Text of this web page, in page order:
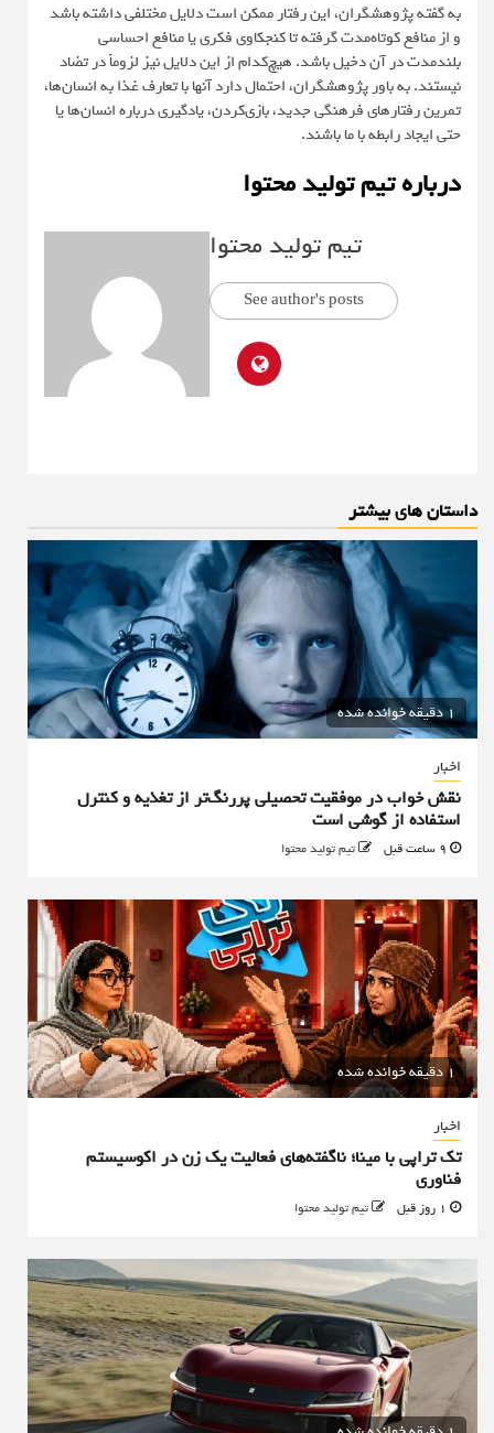
به گفته پژوهشگران، این رفتار ممکن است دلایل مختلفی داشته باشد
و از منافع کوتاه‌مدت گرفته تا کنجکاوی فکری یا منافع احساسی
بلندمدت در آن دخیل باشد. هیچ‌کدام از این دلایل نیز لزوماً در تضاد
نیستند. به باور پژوهشگران، احتمال دارد آنها با تعارف غذا به انسان‌ها،
تمرین رفتارهای فرهنگی جدید، بازی‌کردن، یادگیری درباره انسان‌ها یا
حتی ایجاد رابطه با ما باشند.
درباره تیم تولید محتوا
تیم تولید محتوا
See author's posts
داستان های بیشتر
1 دقیقه خوانده شده
اخبار
نقش خواب در موفقیت تحصیلی پررنگ‌تر از تغذیه و کنترل
استفاده از گوشی است
تیم تولید محتوا
1 دقیقه خوانده شده
اخبار
تک تراپی با مینا؛ ناگفته‌های فعالیت یک زن در اکوسیستم
فناوری
تیم تولید محتوا